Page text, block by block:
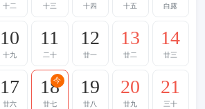
十二 十三 十四 十五 白露
10
十九
11
二十
12
廿一
13
廿二
14
廿三
17
廿六
18
廿七
今 19
廿八
20
廿九
21
三十